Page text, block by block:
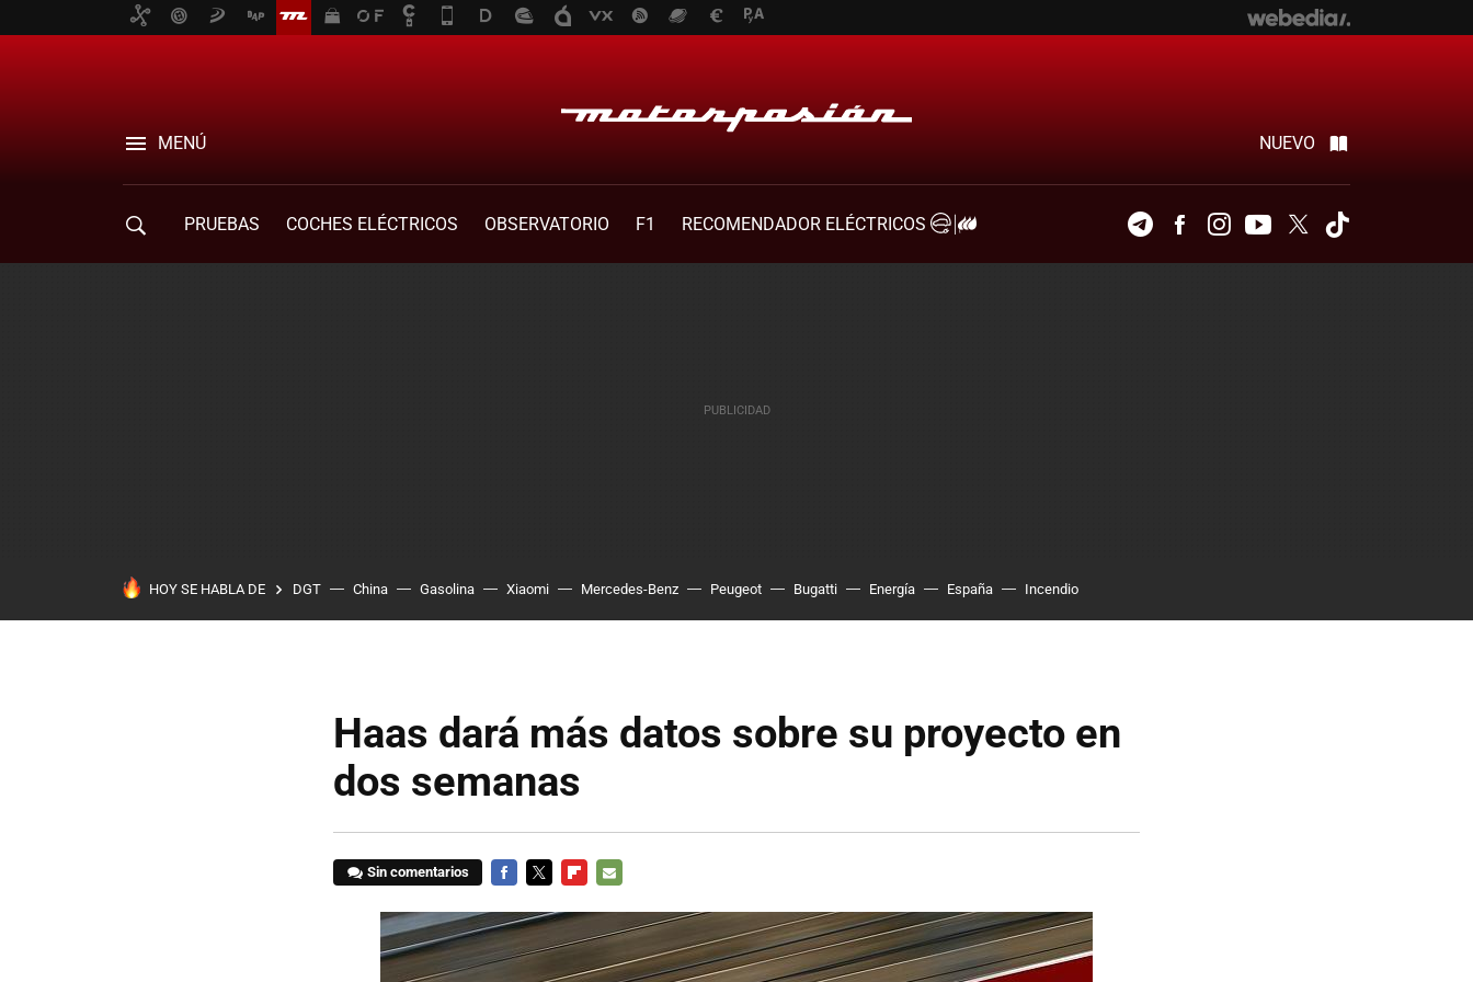
MENÚ NUEVO
PRUEBAS COCHES ELÉCTRICOS OBSERVATORIO F1
RECOMENDADOR ELÉCTRICOS
TelegramFacebookInstagramYoutubeTwitter
HOY SE HABLA DE DGT China Gasolina Xiaomi Mercedes-Benz Peugeot Bugatti Energía España Incendio
Haas dará más datos sobre su proyecto en
dos semanas
Sin comentarios
MAIL